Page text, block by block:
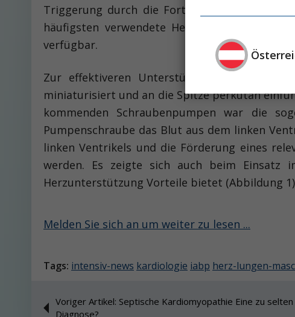
Triggerung durch die Fortschritte in der
häufigsten verwendete
verfügbar.
Zur effektiveren Unterstützung des
miniaturisiert und an die Spitze perkutan
kommenden Schraubenpumpen war die
Pumpenschraube das Blut aus dem linken
linken Ventrikels und die Förderung eines
werden. Es zeigte sich auch beim Einsatz
Herzunterstützung Vorteile bietet (Abbildung
Melden Sie sich an um weiter zu lesen ...
Tags: intensiv-news kardiologie iabp herz-lungen-
Voriger Artikel: Septische Kardiomyopathie Eine zu
Diagnose?